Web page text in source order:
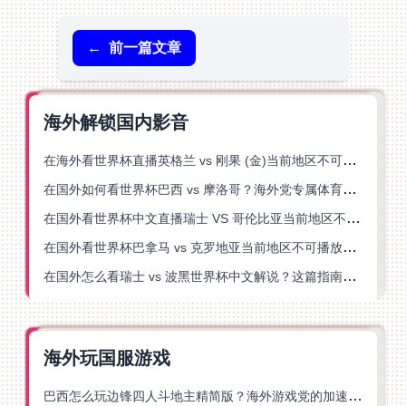
← 前一篇文章
海外解锁国内影音
在海外看世界杯直播英格兰 vs 刚果 (金)当前地区不可播放？这篇指南帮你突破所有限制
在国外如何看世界杯巴西 vs 摩洛哥？海外党专属体育观赛指南来了
在国外看世界杯中文直播瑞士 VS 哥伦比亚当前地区不可播放？这篇指南帮你搞定
在国外看世界杯巴拿马 vs 克罗地亚当前地区不可播放？这篇指南帮你轻松解决海外体育直播难题
在国外怎么看瑞士 vs 波黑世界杯中文解说？这篇指南帮你搞定所有地区限制问题
海外玩国服游戏
巴西怎么玩边锋四人斗地主精简版？海外游戏党的加速器终极选择